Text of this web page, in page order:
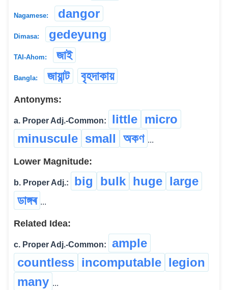
Nagamese: dangor
Dimasa: gedeyung
TAI-Ahom: জাই
Bangla: জায়ান্ট বৃহদাকায়
Antonyms:
a. Proper Adj.-Common: little micro
minuscule small অকণ ...
Lower Magnitude:
b. Proper Adj.: big bulk huge large
ডাঙ্গৰ ...
Related Idea:
c. Proper Adj.-Common:
ample
countless incomputable legion
many ...